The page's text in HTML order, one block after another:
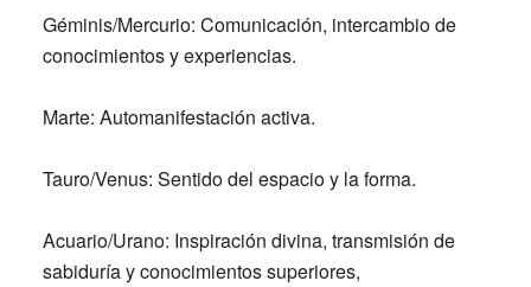
Géminis/Mercurio: Comunicación, intercambio de
conocimientos y experiencias.
Marte: Automanifestación activa.
Tauro/Venus: Sentido del espacio y la forma.
Acuario/Urano: Inspiración divina, transmisión de
sabiduría y conocimientos superiores,